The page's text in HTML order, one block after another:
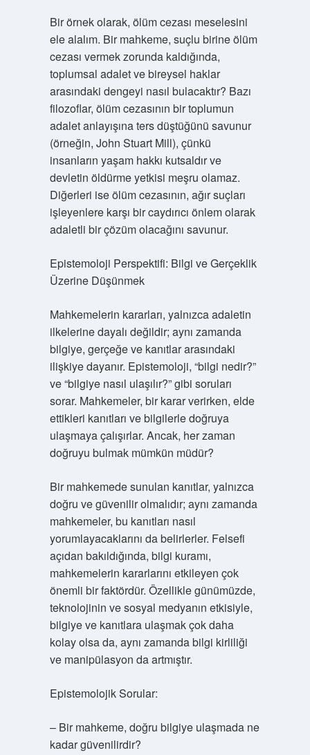
Bir örnek olarak, ölüm cezası meselesini
ele alalım. Bir mahkeme, suçlu birine ölüm
cezası vermek zorunda kaldığında,
toplumsal adalet ve bireysel haklar
arasındaki dengeyi nasıl bulacaktır? Bazı
filozoflar, ölüm cezasının bir toplumun
adalet anlayışına ters düştüğünü savunur
(örneğin, John Stuart Mill), çünkü
insanların yaşam hakkı kutsaldır ve
devletin öldürme yetkisi meşru olamaz.
Diğerleri ise ölüm cezasının, ağır suçları
işleyenlere karşı bir caydırıcı önlem olarak
adaletli bir çözüm olacağını savunur.
Epistemoloji Perspektifi: Bilgi ve Gerçeklik
Üzerine Düşünmek
Mahkemelerin kararları, yalnızca adaletin
ilkelerine dayalı değildir; aynı zamanda
bilgiye, gerçeğe ve kanıtlar arasındaki
ilişkiye dayanır. Epistemoloji, “bilgi nedir?”
ve “bilgiye nasıl ulaşılır?” gibi soruları
sorar. Mahkemeler, bir karar verirken, elde
ettikleri kanıtları ve bilgilerle doğruya
ulaşmaya çalışırlar. Ancak, her zaman
doğruyu bulmak mümkün müdür?
Bir mahkemede sunulan kanıtlar, yalnızca
doğru ve güvenilir olmalıdır; aynı zamanda
mahkemeler, bu kanıtları nasıl
yorumlayacaklarını da belirlerler. Felsefi
açıdan bakıldığında, bilgi kuramı,
mahkemelerin kararlarını etkileyen çok
önemli bir faktördür. Özellikle günümüzde,
teknolojinin ve sosyal medyanın etkisiyle,
bilgiye ve kanıtlara ulaşmak çok daha
kolay olsa da, aynı zamanda bilgi kirliliği
ve manipülasyon da artmıştır.
Epistemolojik Sorular:
– Bir mahkeme, doğru bilgiye ulaşmada ne
kadar güvenilirdir?